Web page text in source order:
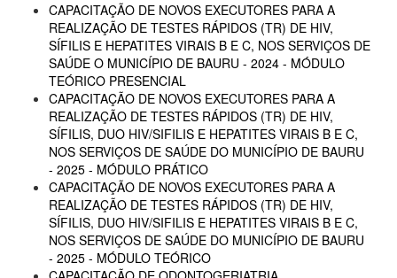
CAPACITAÇÃO DE NOVOS EXECUTORES PARA A
REALIZAÇÃO DE TESTES RÁPIDOS (TR) DE HIV,
SÍFILIS E HEPATITES VIRAIS B E C, NOS SERVIÇOS DE
SAÚDE O MUNICÍPIO DE BAURU - 2024 - MÓDULO
TEÓRICO PRESENCIAL
CAPACITAÇÃO DE NOVOS EXECUTORES PARA A
REALIZAÇÃO DE TESTES RÁPIDOS (TR) DE HIV,
SÍFILIS, DUO HIV/SIFILIS E HEPATITES VIRAIS B E C,
NOS SERVIÇOS DE SAÚDE DO MUNICÍPIO DE BAURU
- 2025 - MÓDULO PRÁTICO
CAPACITAÇÃO DE NOVOS EXECUTORES PARA A
REALIZAÇÃO DE TESTES RÁPIDOS (TR) DE HIV,
SÍFILIS, DUO HIV/SIFILIS E HEPATITES VIRAIS B E C,
NOS SERVIÇOS DE SAÚDE DO MUNICÍPIO DE BAURU
- 2025 - MÓDULO TEÓRICO